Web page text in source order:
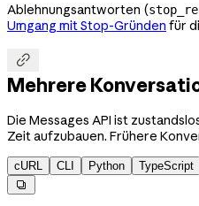
Ablehnungsantworten (
Umgang mit Stop-Gründen für

Mehrere
Die Messages API ist
Zeit aufzubauen. Frühere
cURL CLI Python TypeScript
